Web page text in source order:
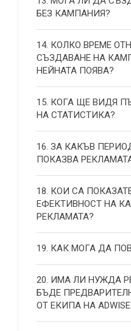
БЕЗ КАМПАНИЯ?
14. КОЛКО ВРЕМЕ
СЪЗДАВАНЕ НА
НЕЙНАТА ПОЯВА?
15. КОГА ЩЕ ВИДЯ
НА СТАТИСТИКА?
16. ЗА КАКЪВ
ПОКАЗВА
18. КОИ СА
ЕФЕКТИВНОСТ НА
РЕКЛАМАТА?
19. КАК МОГА ДА
20. ИМА ЛИ НУЖДА
БЪДЕ
ОТ ЕКИПА НА